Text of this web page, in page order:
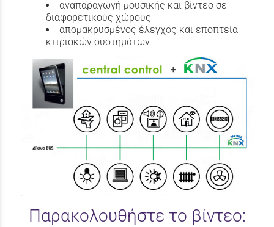
αναπαραγωγή μουσικής και βίντεο σε
διαφορετικούς χώρους
απομακρυσμένος έλεγχος και εποπτεία
κτιριακών συστημάτων
Παρακολουθήστε το βίντεο: